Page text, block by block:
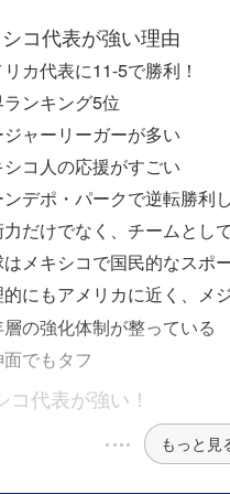
コ代表が強い理由
カ代表に11-5で勝利！
ンキング5位
ャーリーガーが多い
コ人の応援がすごい
デポ・パークで逆転勝利
だけでなく、チームとし
メキシコで国民的なスポ
にもアメリカに近く、メ
の強化体制が整っている
でもタフ
コ代表が強い！
もっと見